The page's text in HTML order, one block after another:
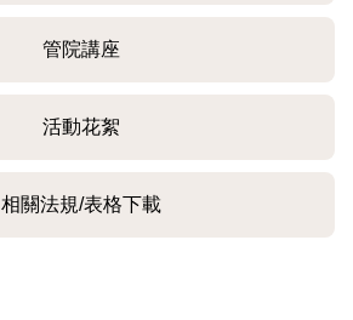
管院講座
活動花絮
相關法規/表格下載